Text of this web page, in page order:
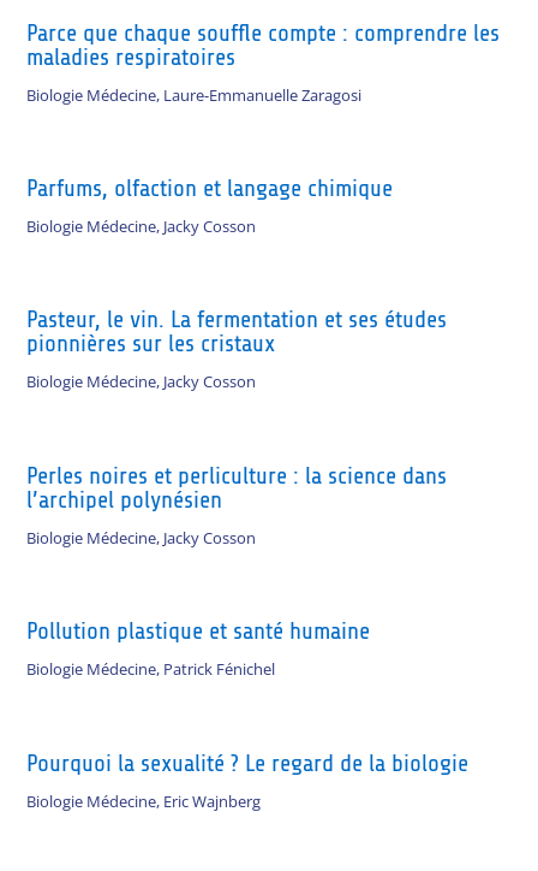
Parce que chaque souffle compte : comprendre les
maladies respiratoires
Biologie Médecine, Laure-Emmanuelle Zaragosi
Parfums, olfaction et langage chimique
Biologie Médecine, Jacky Cosson
Pasteur, le vin. La fermentation et ses études
pionnières sur les cristaux
Biologie Médecine, Jacky Cosson
Perles noires et perliculture : la science dans
l’archipel polynésien
Biologie Médecine, Jacky Cosson
Pollution plastique et santé humaine
Biologie Médecine, Patrick Fénichel
Pourquoi la sexualité ? Le regard de la biologie
Biologie Médecine, Eric Wajnberg